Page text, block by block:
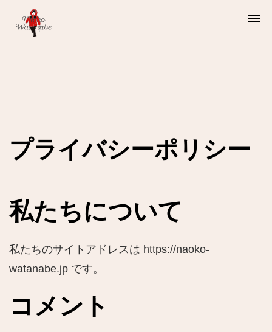
プライバシーポリシー
私たちについて
私たちのサイトアドレスは https://naoko-
watanabe.jp です。
コメント